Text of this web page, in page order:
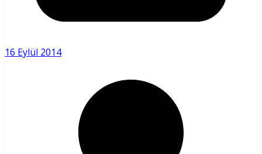
16 Eylül 2014